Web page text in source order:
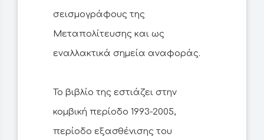
σεισμογράφους της
Μεταπολίτευσης και ως
εναλλακτικά σημεία αναφοράς.
Το βιβλίο της εστιάζει στην
κομβική περίοδο 1993-2005,
περίοδο εξασθένισης του